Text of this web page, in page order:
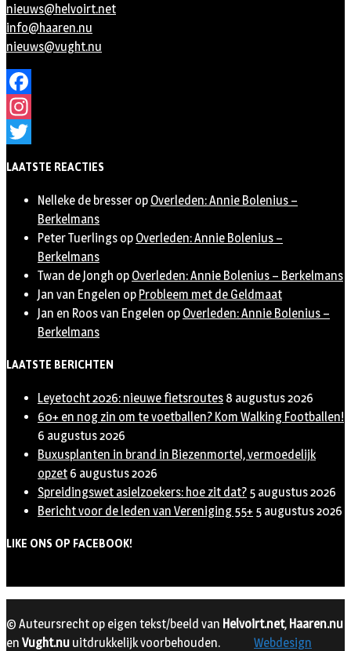
nieuws@helvoirt.net
info@haaren.nu
nieuws@vught.nu
Facebook
Instagram
LAATSTE REACTIES
Nelleke de bresser op Overleden: Annie Bolenius –
Berkelmans
Peter Tuerlings op Overleden: Annie Bolenius –
Berkelmans
Twan de Jongh op Overleden: Annie Bolenius – Berkelmans
Jan van Engelen op Probleem met de Geldmaat
Jan en Roos van Engelen op Overleden: Annie Bolenius –
Berkelmans
LAATSTE BERICHTEN
Leyetocht 2026: nieuwe fietsroutes 8 augustus 2026
60+ en nog zin om te voetballen? Kom Walking Footballen!
6 augustus 2026
Buxusplanten in brand in Biezenmortel, vermoedelijk
opzet 6 augustus 2026
Spreidingswet asielzoekers: hoe zit dat? 5 augustus 2026
Bericht voor de leden van Vereniging 55+ 5 augustus 2026
LIKE ONS OP FACEBOOK!
© Auteursrecht op eigen tekst/beeld van Helvoirt.net, Haaren.nu
en Vught.nu uitdrukkelijk voorbehouden. Webdesign